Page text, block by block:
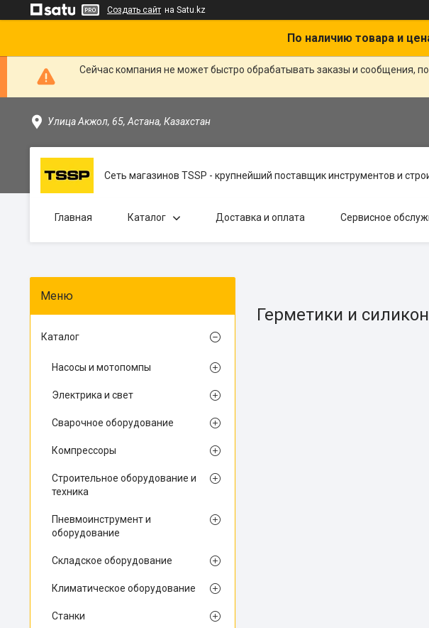
Создать сайт на Satu.kz
По наличию товара и
Сейчас компания не может быстро обрабатывать заказы и сообщения,
Улица Акжол, 65, Астана, Казахстан
Сеть магазинов TSSP - крупнейший поставщик инструментов и
Главная Каталог Доставка и оплата Сервисное
Герметики и
Каталог
Насосы и мотопомпы
Электрика и свет
Сварочное оборудование
Компрессоры
Строительное оборудование и
техника
Пневмоинструмент и
оборудование
Складское оборудование
Климатическое оборудование
Станки